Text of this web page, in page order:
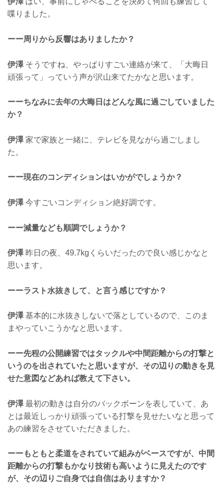
喋りました。
ーー周りから反響はありましたか？
伊澤そうですね、やっぱりすごい連絡が来て、「大晦日
頑張って」っていう声が沢山来てたかなと思います。
ーーちなみに去年の大晦日はどんな風に過ごしていました
か？
伊澤家で家族と一緒に、テレビを見ながら過ごしまし
た。
ーー現在のコンディションはいかがでしょうか？
伊澤今すごいコンディション絶好調です。
ーー減量なども順調でしょうか？
伊澤昨日の夜、49.7kgくらいだったので良い感じかなと
思います。
ーーラスト水抜きして、と言う感じですか？
伊澤基本的に水抜きしないで落としているので、このま
まやっていこうかなと思います。
ーー先程の公開練習ではタックルや中間距離からの打撃と
いうのを出されていたと思いますが、その辺りの動きを見
せた意図などあれば教えて下さい。
伊澤最初の動きは自分のバックボーンを表していて、あ
とは最近しっかり頑張っている打撃を見せたいなと思って
あの練習をさせていただきました。
ーーもともと柔道をされていて組みがベースですが、中間
距離からの打撃もかなり技術も高いように見えたのです
が、その辺りご自身では自信はありますか？